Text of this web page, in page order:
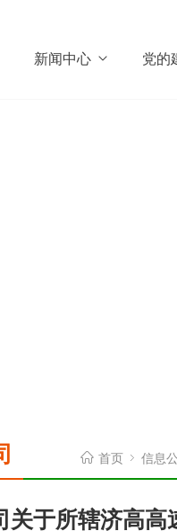
新闻中心 党的
首页 信息
于所辖济高